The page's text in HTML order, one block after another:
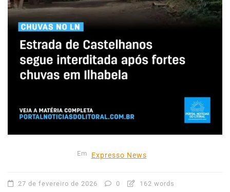
Em Expresso News
27 de fevereiro de 2026 0 162 words